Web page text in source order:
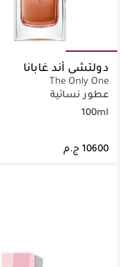
دولتشي أند غابانا
The Only One
عطور نسائية
100ml